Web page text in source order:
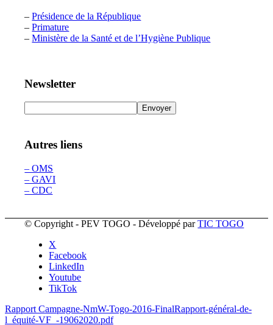
–Présidence de la République
–Primature
–Ministère de la Santé et de l’Hygiène Publique
Newsletter
Autres liens
– OMS
– GAVI
– CDC
© Copyright - PEV TOGO - Développé parTIC TOGO
X
Facebook
LinkedIn
Youtube
TikTok
Rapport Campagne-NmW-Togo-2016-FinalRapport-général-de-
l_équité-VF_-19062020.pdf